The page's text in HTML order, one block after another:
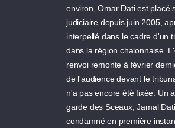
environ, Omar Dati est placé
judiciaire depuis juin 2005,
interpellé dans le cadre d'un
dans la région chalonnaise.
renvoi remonte à février
de l'audience devant le
n'a pas encore été fixée. Un
garde des Sceaux, Jamal
condamné en première